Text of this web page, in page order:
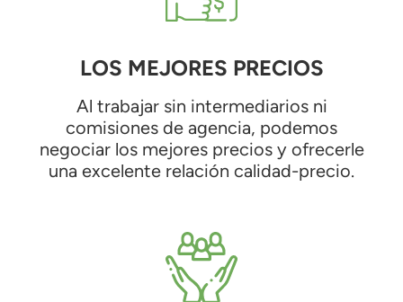
LOS MEJORES PRECIOS
Al trabajar sin intermediarios ni
comisiones de agencia, podemos
negociar los mejores precios y ofrecerle
una excelente relación calidad-precio.